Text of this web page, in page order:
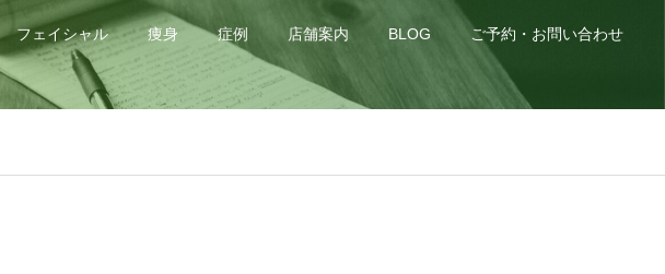
フェイシャル 痩身 症例 店舗案内 BLOG ご予約・お問い合わせ